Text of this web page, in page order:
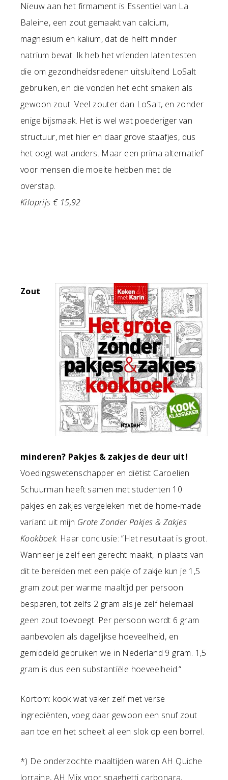
Nieuw aan het firmament is Essentiel van La
Baleine, een zout gemaakt van calcium,
magnesium en kalium, dat de helft minder
natrium bevat. Ik heb het vrienden laten testen
die om gezondheidsredenen uitsluitend LoSalt
gebruiken, en die vonden het echt smaken als
gewoon zout. Veel zouter dan LoSalt, en zonder
enige bijsmaak. Het is wel wat poederiger van
structuur, met hier en daar grove staafjes, dus
het oogt wat anders. Maar een prima alternatief
voor mensen die moeite hebben met de
overstap.
Kiloprijs € 15,92
Zout
minderen? Pakjes & zakjes de deur uit!
Voedingswetenschapper en diëtist Caroelien
Schuurman heeft samen met studenten 10
pakjes en zakjes vergeleken met de home-made
variant uit mijn Grote Zonder Pakjes & Zakjes
Kookboek. Haar conclusie: “Het resultaat is groot.
Wanneer je zelf een gerecht maakt, in plaats van
dit te bereiden met een pakje of zakje kun je 1,5
gram zout per warme maaltijd per persoon
besparen, tot zelfs 2 gram als je zelf helemaal
geen zout toevoegt. Per persoon wordt 6 gram
aanbevolen als dagelijkse hoeveelheid, en
gemiddeld gebruiken we in Nederland 9 gram. 1,5
gram is dus een substantiële hoeveelheid.“
Kortom: kook wat vaker zelf met verse
ingrediënten, voeg daar gewoon een snuf zout
aan toe en het scheelt al een slok op een borrel.
*) De onderzochte maaltijden waren AH Quiche
lorraine, AH Mix voor spaghetti carbonara,